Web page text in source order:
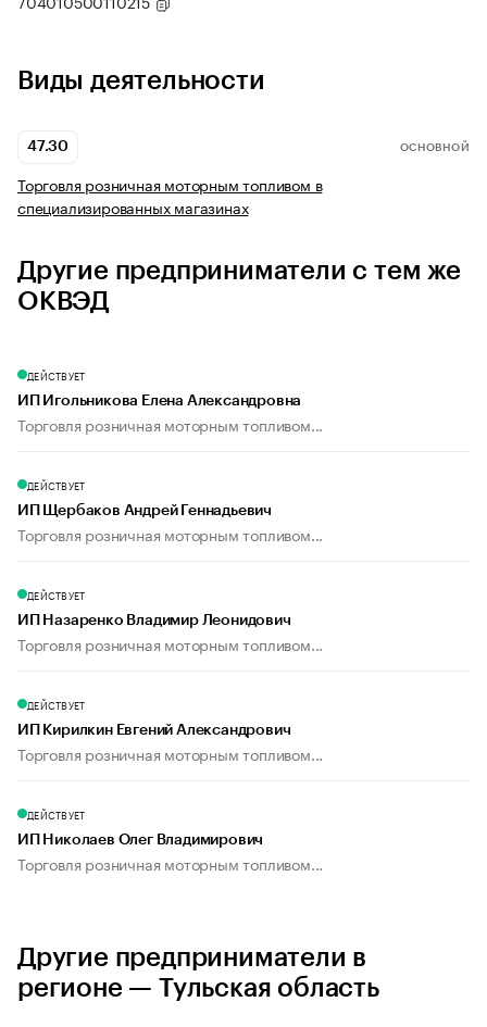
Виды деятельности
47.30 ОСНОВНОЙ
Торговля розничная моторным топливом в
специализированных магазинах
Другие предприниматели с тем же
ОКВЭД
ДЕЙСТВУЕТ
ИП Игольникова Елена Александровна
Торговля розничная моторным топливом...
ДЕЙСТВУЕТ
ИП Щербаков Андрей Геннадьевич
Торговля розничная моторным топливом...
ДЕЙСТВУЕТ
ИП Назаренко Владимир Леонидович
Торговля розничная моторным топливом...
ДЕЙСТВУЕТ
ИП Кирилкин Евгений Александрович
Торговля розничная моторным топливом...
ДЕЙСТВУЕТ
ИП Николаев Олег Владимирович
Торговля розничная моторным топливом...
Другие предприниматели в
регионе — Тульская область